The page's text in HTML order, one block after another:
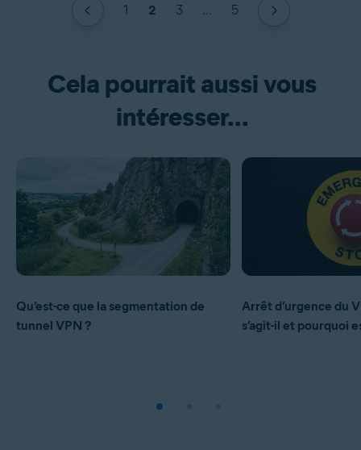
1 2 3 ... 5
Cela pourrait aussi vous
intéresser...
Qu’est-ce que la segmentation de
tunnel VPN ?
Arrêt d’urgence du
s’agit-il et pourquoi